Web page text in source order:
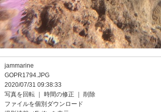
jammarine
GOPR1794.JPG
2020/07/31 09:38:33
写真を回転 時間の修正
削除
ファイルを個別ダウンロード